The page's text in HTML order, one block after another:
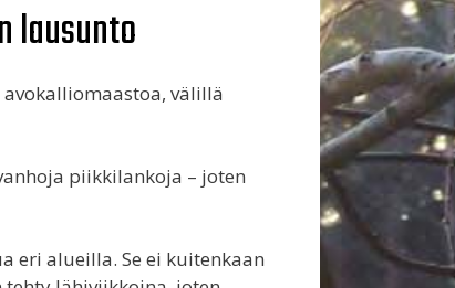
lausunto
välillä
piikkilankoja – joten
eri alueilla. Se ei kuitenkaan